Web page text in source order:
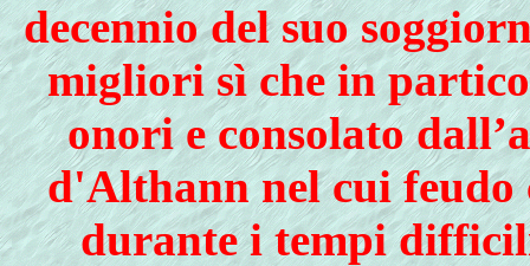
decennio del suo
migliori sì che in
onori e consolato
d'Althann nel cui feudo
durante i tempi